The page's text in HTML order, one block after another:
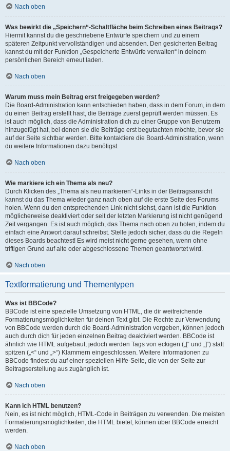
Nach oben
Was bewirkt die „Speichern“-Schaltfläche beim Schreiben eines Beitrags?
Hiermit kannst du die geschriebene Entwürfe speichern und zu einem
späteren Zeitpunkt vervollständigen und absenden. Den gesicherten Beitrag
kannst du mit der Funktion „Gespeicherte Entwürfe verwalten“ in deinem
persönlichen Bereich erneut laden.
Nach oben
Warum muss mein Beitrag erst freigegeben werden?
Die Board-Administration kann entschieden haben, dass in dem Forum, in dem
du einen Beitrag erstellt hast, die Beiträge zuerst geprüft werden müssen. Es
ist auch möglich, dass die Administration dich zu einer Gruppe von Benutzern
hinzugefügt hat, bei denen sie die Beiträge erst begutachten möchte, bevor sie
auf der Seite sichtbar werden. Bitte kontaktiere die Board-Administration, wenn
du weitere Informationen dazu benötigst.
Nach oben
Wie markiere ich ein Thema als neu?
Durch Klicken des „Thema als neu markieren“-Links in der Beitragsansicht
kannst du das Thema wieder ganz nach oben auf die erste Seite des Forums
holen. Wenn du den entsprechenden Link nicht siehst, dann ist die Funktion
möglicherweise deaktiviert oder seit der letzten Markierung ist nicht genügend
Zeit vergangen. Es ist auch möglich, das Thema nach oben zu holen, indem du
einfach eine Antwort darauf schreibst. Stelle jedoch sicher, dass du die Regeln
dieses Boards beachtest! Es wird meist nicht gerne gesehen, wenn ohne
triftigen Grund auf alte oder abgeschlossene Themen geantwortet wird.
Nach oben
Textformatierung und Thementypen
Was ist BBCode?
BBCode ist eine spezielle Umsetzung von HTML, die dir weitreichende
Formatierungsmöglichkeiten für deinen Text gibt. Die Rechte zur Verwendung
von BBCode werden durch die Board-Administration vergeben, können jedoch
auch durch dich für jeden einzelnen Beitrag deaktiviert werden. BBCode ist
ähnlich wie HTML aufgebaut, jedoch werden Tags von eckigen („[“ und „]“) statt
spitzen („<“ und „>“) Klammern eingeschlossen. Weitere Informationen zu
BBCode findest du auf einer speziellen Hilfe-Seite, die von der Seite zur
Beitragserstellung aus zugänglich ist.
Nach oben
Kann ich HTML benutzen?
Nein, es ist nicht möglich, HTML-Code in Beiträgen zu verwenden. Die meisten
Formatierungsmöglichkeiten, die HTML bietet, können über BBCode erreicht
werden.
Nach oben